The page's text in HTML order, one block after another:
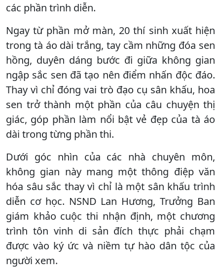
các phần trình diễn.
Ngay từ phần mở màn, 20 thí sinh xuất hiện
trong tà áo dài trắng, tay cầm những đóa sen
hồng, duyên dáng bước đi giữa không gian
ngập sắc sen đã tạo nên điểm nhấn độc đáo.
Thay vì chỉ đóng vai trò đạo cụ sân khấu, hoa
sen trở thành một phần của câu chuyện thị
giác, góp phần làm nổi bật vẻ đẹp của tà áo
dài trong từng phần thi.
Dưới góc nhìn của các nhà chuyên môn,
không gian này mang một thông điệp văn
hóa sâu sắc thay vì chỉ là một sân khấu trình
diễn cơ học. NSND Lan Hương, Trưởng Ban
giám khảo cuộc thi nhận định, một chương
trình tôn vinh di sản đích thực phải chạm
được vào ký ức và niềm tự hào dân tộc của
người xem.